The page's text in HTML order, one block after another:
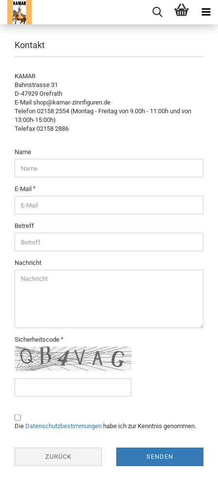
Kontakt
KAMAR
Bahnstrasse 31
D-47929 Grefrath
E-Mail shop@kamar-zinnfiguren.de
Telefon 02158 2554 (Montag - Freitag von 9.00h - 11:00h und von
13:00h-15:00h)
Telefax 02158 2886
KONTAKT
Name
E-Mail
Betreff
Nachricht
Sicherheitscode
DATENSCHUTZBESTIMMUNGEN
Die Datenschutzbestimmungen habe ich zur Kenntnis genommen.
ZURÜCK SENDEN